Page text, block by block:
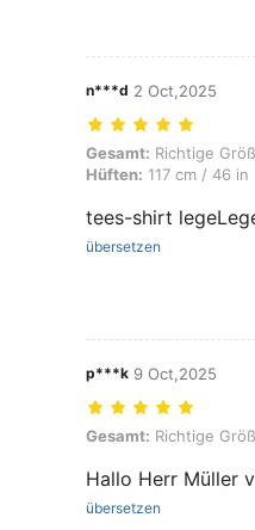
n***d 2 Oct,2025
Gesamt: Richtige Größe,
Gesamt: Richtige
Hüften: 117 cm / 46 in
tees-shirt legeLegé
übersetzen
p***k 9 Oct,2025
Gesamt: Richtige Größe,
Gesamt: Richtige
Hallo Herr Müller
übersetzen